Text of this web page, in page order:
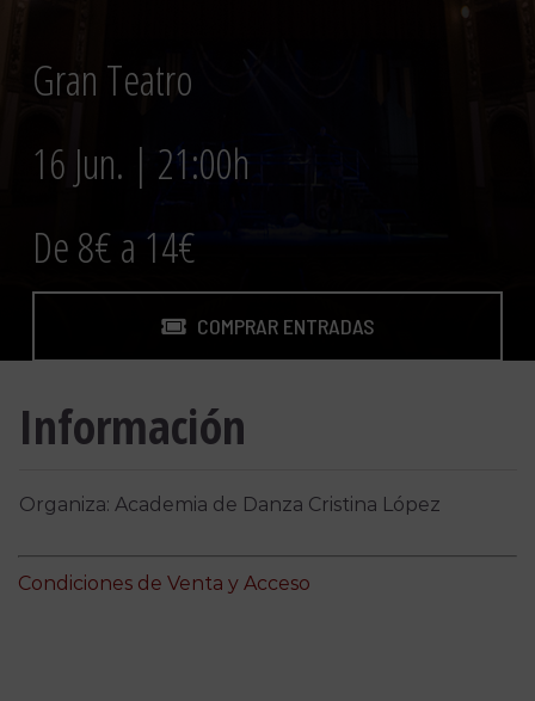
Gran Teatro
16 Jun. | 21:00h
De 8€ a 14€
COMPRAR ENTRADAS
Información
Organiza: Academia de Danza Cristina López
Condiciones de Venta y Acceso